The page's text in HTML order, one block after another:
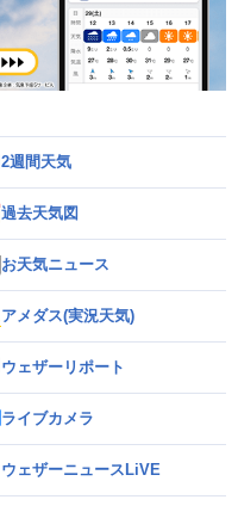
2週間天気
過去天気図
お天気ニュース
アメダス(実況天気)
ウェザーリポート
ライブカメラ
ウェザーニュースLiVE